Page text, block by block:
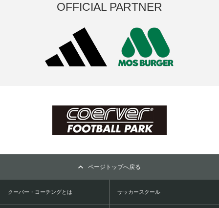
OFFICIAL PARTNER
ページトップへ戻る
クーバー・コーチングとは サッカースクール